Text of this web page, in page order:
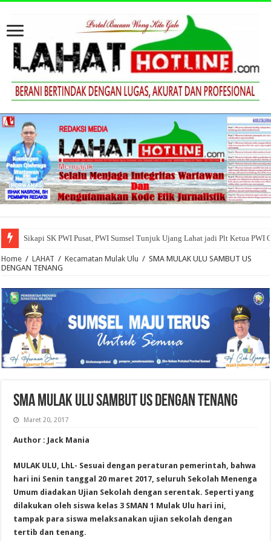
Sikapi SK PWI Pusat, PWI Sumsel Tunjuk Ujang Lahat jadi Plt Ketua PWI
Home / LAHAT / Kecamatan Mulak Ulu / SMA MULAK ULU SAMBUT US
DENGAN TENANG
SMA MULAK ULU SAMBUT US DENGAN TENANG
Maret 20, 2017
Author : Jack Mania
MULAK ULU, LhL- Sesuai dengan peraturan pemerintah, bahwa
hari ini Senin tanggal 20 maret 2017, seluruh Sekolah Menenga
Umum diadakan Ujian Sekolah dengan serentak. Seperti yang
dilakukan oleh siswa kelas 3 SMAN 1 Mulak Ulu hari ini,
tampak para siswa melaksanakan ujian sekolah dengan
tertib dan tenang.